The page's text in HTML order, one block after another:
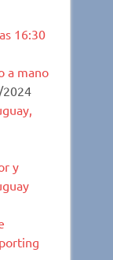
16:30
a mano
y